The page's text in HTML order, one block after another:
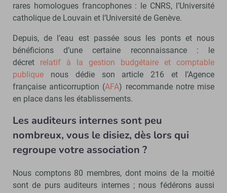
rares homologues francophones : le CNRS, l’Université
catholique de Louvain et l’Université de Genève.
Depuis, de l’eau est passée sous les ponts et nous
bénéficions d’une certaine reconnaissance : le
décret relatif à la gestion budgétaire et comptable
publique nous dédie son article 216 et l’Agence
française anticorruption (AFA) recommande notre mise
en place dans les établissements.
Les auditeurs internes sont peu
nombreux, vous le disiez, dès lors qui
regroupe votre association ?
Nous comptons 80 membres, dont moins de la moitié
sont de purs auditeurs internes ; nous fédérons aussi